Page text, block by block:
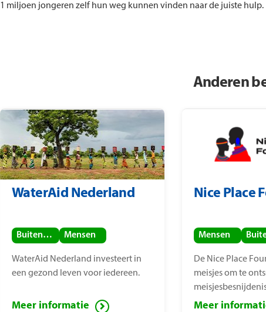
1 miljoen jongeren zelf hun weg kunnen vinden naar de juiste hulp.
Anderen
WaterAid Nederland
Buitenland Mensen
WaterAid Nederland investeert in
een gezond leven voor iedereen.
Meer informatie
Nice Place
Mensen
De Nice Place
meisjes om te
kindhuwelijken.
Meer